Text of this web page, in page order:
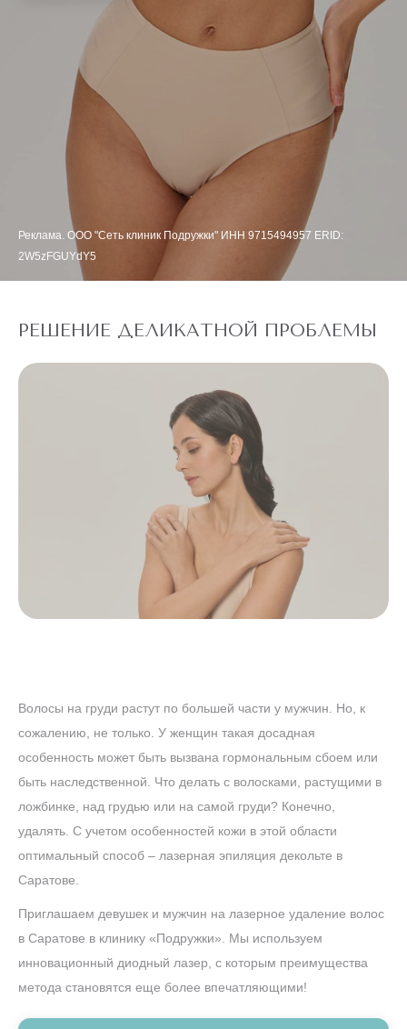
Реклама. ООО "Сеть клиник Подружки" ИНН 9715494957 ERID:
2W5zFGUYdY5
РЕШЕНИЕ ДЕЛИКАТНОЙ ПРОБЛЕМЫ
Волосы на груди растут по большей части у мужчин. Но, к
сожалению, не только. У женщин такая досадная
особенность может быть вызвана гормональным сбоем или
быть наследственной. Что делать с волосками, растущими в
ложбинке, над грудью или на самой груди? Конечно,
удалять. С учетом особенностей кожи в этой области
оптимальный способ – лазерная эпиляция декольте в
Саратове.
Приглашаем девушек и мужчин на лазерное удаление волос
в Саратове в клинику «Подружки». Мы используем
инновационный диодный лазер, с которым преимущества
метода становятся еще более впечатляющими!